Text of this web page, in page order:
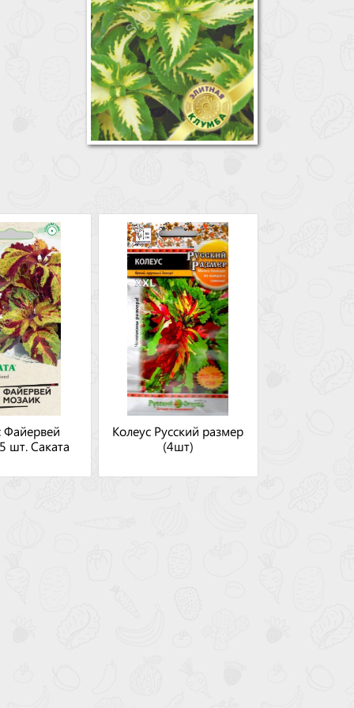
Файервей
шт. Саката
Колеус Русский размер
(4шт)